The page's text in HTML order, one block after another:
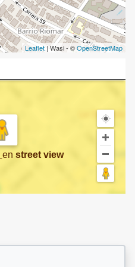
Leaflet| Wasi - ©OpenStreetMap
en street view